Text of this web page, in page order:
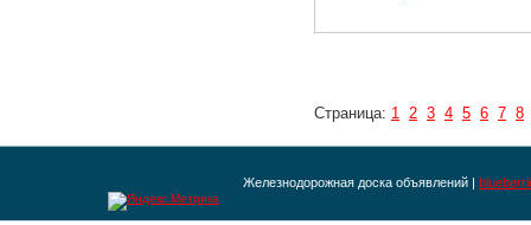
Страница: 1 2 3 4 5 6 7 8
Железнодорожная доска объявлений |